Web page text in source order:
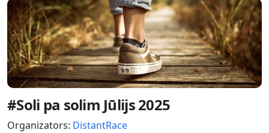
#Soli pa solim Jūlijs 2025
Organizators: DistantRace